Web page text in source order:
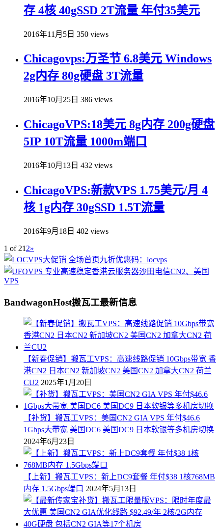
存 4核 40gSSD 2T流量 年付35美元
2016年11月5日 350 views
Chicagovps:万圣节 6.8美元 Windows
2g内存 80g硬盘 3T流量
2016年10月25日 386 views
ChicagoVPS:18美元 8g内存 200g硬盘
5IP 10T流量 1000m端口
2016年10月13日 432 views
ChicagoVPS:新款VPS 1.75美元/月 4
核 1g内存 30gSSD 1.5T流量
2016年9月18日 402 views
1 of 21 2»
BandwagonHost搬瓦工最新信息
【新春促销】搬瓦工VPS：高速线路促销 10Gbps带宽 香
港CN2 日本CN2 新加坡CN2 美国CN2 加拿大CN2 荷兰
CU2 2025年1月20日
【补货】搬瓦工VPS：美国CN2 GIA VPS 年付$46.6
1Gbps大带宽 美国DC6 美国DC9 日本软银等多机房切换
2024年6月23日
【上新】搬瓦工VPS：新上DC9套餐 年付$38 1核768MB
内存 1.5Gbps端口 2024年5月13日